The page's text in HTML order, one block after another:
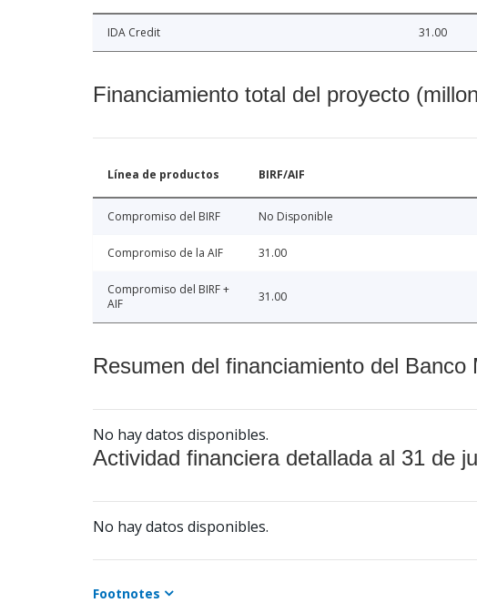
IDA Credit 31.00
Financiamiento total del proyecto
Línea de productos BIRF/AIF
Compromiso del BIRF No Disponible
Compromiso de la AIF 31.00
Compromiso del BIRF +
AIF
31.00
Resumen del financiamiento del
No hay datos disponibles.
Actividad financiera detallada al 31 de
No hay datos disponibles.
Footnotes